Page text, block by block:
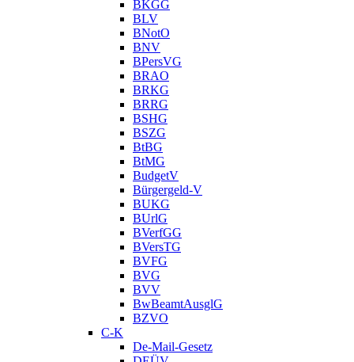
BKGG
BLV
BNotO
BNV
BPersVG
BRAO
BRKG
BRRG
BSHG
BSZG
BtBG
BtMG
BudgetV
Bürgergeld-V
BUKG
BUrlG
BVerfGG
BVersTG
BVFG
BVG
BVV
BwBeamtAusglG
BZVO
C-K
De-Mail-Gesetz